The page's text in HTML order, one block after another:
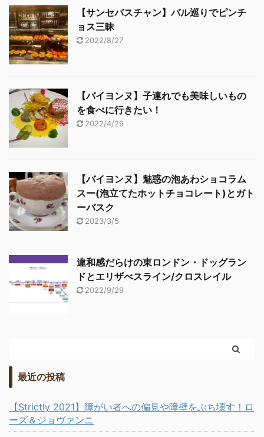
【サンセバスチャン】バル巡りでピンチ
ョス三昧
2022/8/27
【バイヨンヌ】子連れでも美味しいもの
を食べに行きたい！
2022/4/29
【バイヨンヌ】魅惑の泡あわショコラム
スー(泡立てたホットチョコレート)とガト
ーバスク
2023/3/5
違和感だらけの東ロンドン・ドッグラン
ドとエリザべスライン/クロスレイル
2022/9/29
最近の投稿
【Strictly 2021】障がい者への偏見や障壁をぶち壊す！ロ
ーズ＆ジョヴァンニ